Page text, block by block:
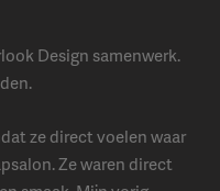
Design samenwerk.
ze direct voelen waar
Ze waren direct